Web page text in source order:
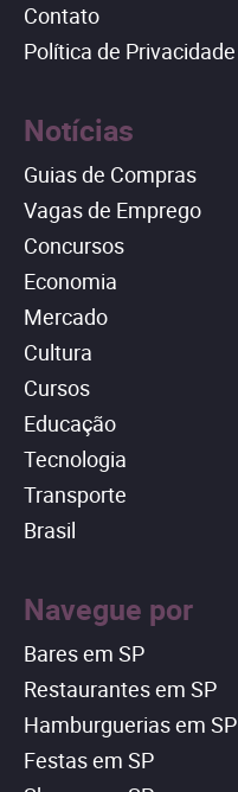
Contato
Política de Privacidade
Notícias
Guias de Compras
Vagas de Emprego
Concursos
Economia
Mercado
Cultura
Cursos
Educação
Tecnologia
Transporte
Brasil
Navegue por
Bares em SP
Restaurantes em SP
Hamburguerias em SP
Festas em SP